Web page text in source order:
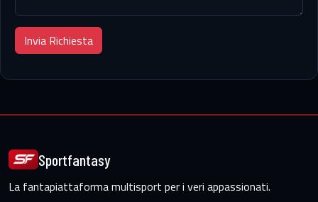
Invia Richiesta
Sportfantasy
La fantapiattaforma multisport per i veri appassionati.